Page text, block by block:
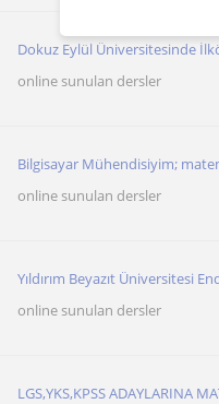
Dokuz Eylül Üniversitesinde
online sunulan dersler
Bilgisayar Mühendisiyim;
online sunulan dersler
Yıldırım Beyazıt Üniversitesi
online sunulan dersler
LGS,YKS,KPSS ADAYLARINA